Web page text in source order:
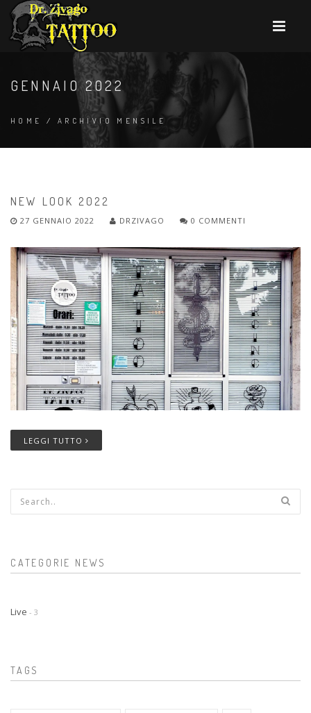
GENNAIO 2022
HOME / ARCHIVIO MENSILE
NEW LOOK 2022
27 GENNAIO 2022 DRZIVAGO 0 COMMENTI
LEGGI TUTTO
Form di ricerca
CATEGORIE NEWS
Live - 3
TAGS